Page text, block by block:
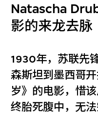
Natascha
影的来龙去脉
1930年，苏联先
森斯坦到墨西哥
岁》的电影，惜
终胎死腹中，无